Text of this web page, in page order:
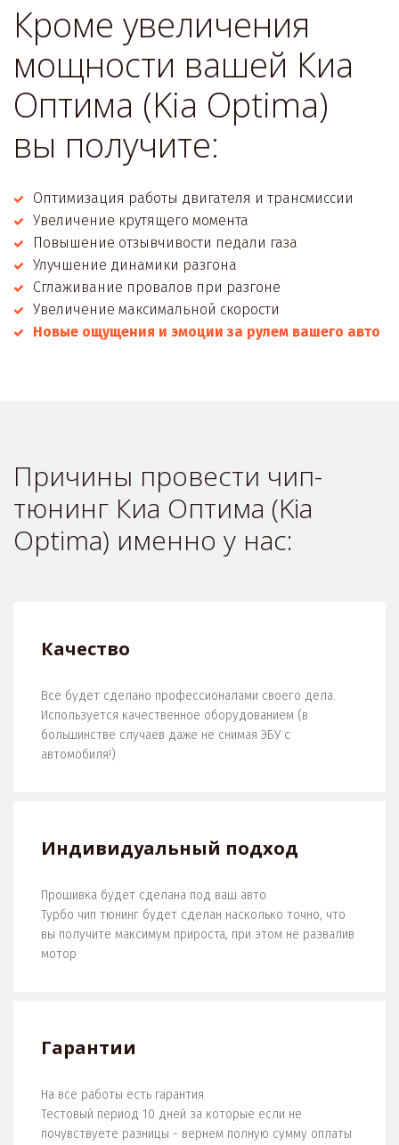
Кроме увеличения
мощности вашей Киа
Оптима (Kia Optima)
вы получите:
Оптимизация работы двигателя и трансмиссии
Увеличение крутящего момента
Повышение отзывчивости педали газа
Улучшение динамики разгона
Сглаживание провалов при разгоне
Увеличение максимальной скорости
Новые ощущения и эмоции за рулем вашего авто
Причины провести чип-
тюнинг Киа Оптима (Kia
Optima) именно у нас:
Качество
Все будет сделано профессионалами своего дела.
Используется качественное оборудованием (в
большинстве случаев даже не снимая ЭБУ с
автомобиля!)
Индивидуальный подход
Прошивка будет сделана под ваш авто
Турбо чип тюнинг будет сделан насколько точно, что
вы получите максимум прироста, при этом не развалив
мотор
Гарантии
На все работы есть гарантия
Тестовый период 10 дней за которые если не
почувствуете разницы - вернем полную сумму оплаты